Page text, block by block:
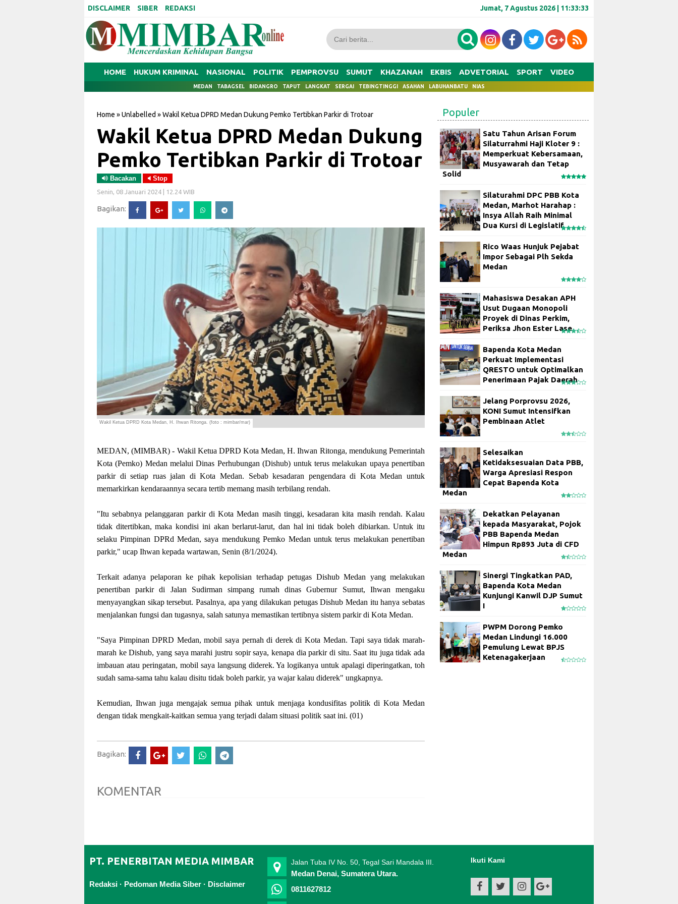
DISCLAIMER SIBER REDAKSI Jumat, 7 Agustus 2026 | 11:33:34
HOME HUKUM KRIMINAL NASIONAL POLITIK PEMPROVSU SUMUT KHAZANAH EKBIS ADVETORIAL SPORT VIDEO
MEDAN TABAGSEL BIDANGRO TAPUT LANGKAT SERGAI TEBINGTINGGI ASAHAN LABUHANBATU NIAS
Home »Unlabelled »Wakil Ketua DPRD Medan Dukung Pemko Tertibkan Parkir di Trotoar
Wakil Ketua DPRD Medan Dukung
Pemko Tertibkan Parkir di Trotoar
Bacakan Stop
Senin, 08 Januari 2024 | 12.24 WIB
Bagikan:
Wakil Ketua DPRD Kota Medan, H. Ihwan Ritonga. (foto : mimbar/mar)
MEDAN, (MIMBAR) - Wakil Ketua DPRD Kota Medan, H. Ihwan Ritonga, mendukung Pemerintah
Kota (Pemko) Medan melalui Dinas Perhubungan (Dishub) untuk terus melakukan upaya penertiban
parkir di setiap ruas jalan di Kota Medan. Sebab kesadaran pengendara di Kota Medan untuk
memarkirkan kendaraannya secara tertib memang masih terbilang rendah.
"Itu sebabnya pelanggaran parkir di Kota Medan masih tinggi, kesadaran kita masih rendah. Kalau
tidak ditertibkan, maka kondisi ini akan berlarut-larut, dan hal ini tidak boleh dibiarkan. Untuk itu
selaku Pimpinan DPRd Medan, saya mendukung Pemko Medan untuk terus melakukan penertiban
parkir," ucap Ihwan kepada wartawan, Senin (8/1/2024).
Terkait adanya pelaporan ke pihak kepolisian terhadap petugas Dishub Medan yang melakukan
penertiban parkir di Jalan Sudirman simpang rumah dinas Gubernur Sumut, Ihwan mengaku
menyayangkan sikap tersebut. Pasalnya, apa yang dilakukan petugas Dishub Medan itu hanya sebatas
menjalankan fungsi dan tugasnya, salah satunya memastikan tertibnya sistem parkir di Kota Medan.
"Saya Pimpinan DPRD Medan, mobil saya pernah di derek di Kota Medan. Tapi saya tidak marah-
marah ke Dishub, yang saya marahi justru sopir saya, kenapa dia parkir di situ. Saat itu juga tidak ada
imbauan atau peringatan, mobil saya langsung diderek. Ya logikanya untuk apalagi diperingatkan, toh
sudah sama-sama tahu kalau disitu tidak boleh parkir, ya wajar kalau diderek" ungkapnya.
Kemudian, Ihwan juga mengajak semua pihak untuk menjaga kondusifitas politik di Kota Medan
dengan tidak mengkait-kaitkan semua yang terjadi dalam situasi politik saat ini. (01)
Bagikan:
KOMENTAR
Populer
Satu Tahun Arisan Forum
Silaturrahmi Haji Kloter 9 :
Memperkuat Kebersamaan,
Musyawarah dan Tetap
Solid
Silaturahmi DPC PBB Kota
Medan, Marhot Harahap :
Insya Allah Raih Minimal
Dua Kursi di Legislatif
Rico Waas Hunjuk Pejabat
Impor Sebagai Plh Sekda
Medan
Mahasiswa Desakan APH
Usut Dugaan Monopoli
Proyek di Dinas Perkim,
Periksa Jhon Ester Lase
Bapenda Kota Medan
Perkuat Implementasi
QRESTO untuk Optimalkan
Penerimaan Pajak Daerah
Jelang Porprovsu 2026,
KONI Sumut Intensifkan
Pembinaan Atlet
Selesaikan
Ketidaksesuaian Data PBB,
Warga Apresiasi Respon
Cepat Bapenda Kota
Medan
Dekatkan Pelayanan
kepada Masyarakat, Pojok
PBB Bapenda Medan
Himpun Rp893 Juta di CFD
Medan
Sinergi Tingkatkan PAD,
Bapenda Kota Medan
Kunjungi Kanwil DJP Sumut
I
PWPM Dorong Pemko
Medan Lindungi 16.000
Pemulung Lewat BPJS
Ketenagakerjaan
PT. PENERBITAN MEDIA MIMBAR
Redaksi · Pedoman Media Siber · Disclaimer
Jalan Tuba IV No. 50, Tegal Sari Mandala III.
Medan Denai, Sumatera Utara.
0811627812
Ikuti Kami